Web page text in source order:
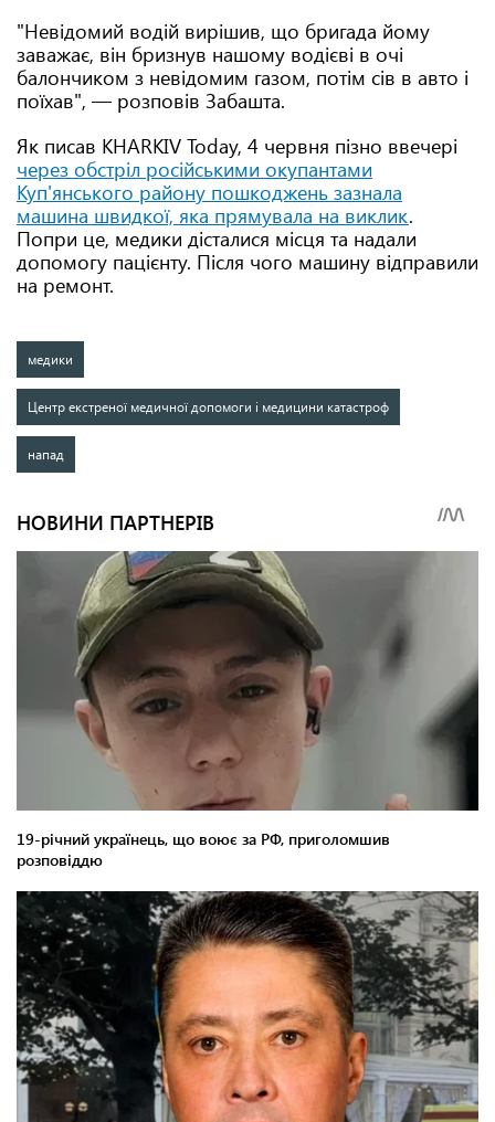
"Невідомий водій вирішив, що бригада йому
заважає, він бризнув нашому водієві в очі
балончиком з невідомим газом, потім сів в авто і
поїхав", — розповів Забашта.
Як писав KHARKIV Today, 4 червня пізно ввечері
через обстріл російськими окупантами
Куп'янського району пошкоджень зазнала
машина швидкої, яка прямувала на виклик.
Попри це, медики дісталися місця та надали
допомогу пацієнту. Після чого машину відправили
на ремонт.
медики
Центр екстреної медичної допомоги і медицини катастроф
напад